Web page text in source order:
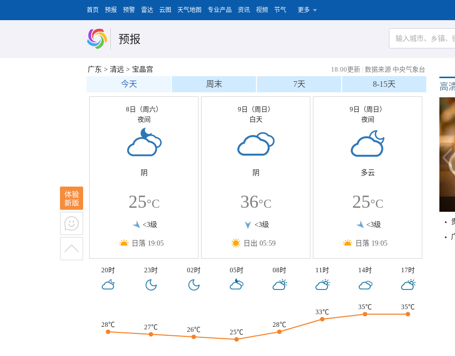
首页 预报 预警 雷达 云图 天气地图 专业产品 资讯 视频 节气 更多
预报
广东 > 清远 > 宝晶宫 18:00更新 | 数据来源 中央气象台
今天 周末 7天 8-15天
8日（周六）
夜间
阴
25°C
<3级
日落 19:05
9日（周日）
白天
阴
36°C
<3级
日出 05:59
9日（周日）
夜间
多云
25°C
<3级
日落 19:05
20时 23时 02时 05时 08时 11时 14时 17时
28℃ 27℃ 26℃ 25℃
28℃
33℃
35℃ 35℃
高